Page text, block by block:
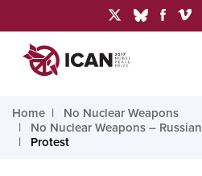
Home
No Nuclear Weapons
No Nuclear Weapons – Russian
Protest